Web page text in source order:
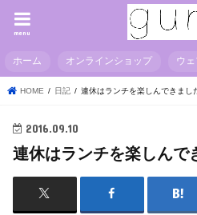
menu
ホーム オンラインショップ ウ
HOME 日記 連休はランチを楽しんできまし
2016.09.10
連休はランチを楽しんで